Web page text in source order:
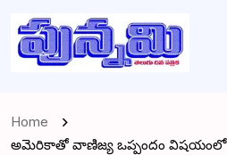
Home
అమెరికాతో వాణిజ్య ఒప్పందం విషయంలో